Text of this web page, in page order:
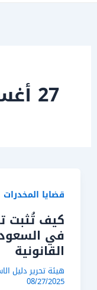
27 أغسطس، 2025
قضايا المخدرات
كيف تُثبت
في
القانونية
هيئة تحرير دليل
08/27/2025